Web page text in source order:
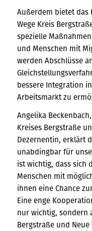
Außerdem bietet das
Wege Kreis
spezielle
und Menschen mit
werden Abschlüsse
bessere Integration
Arbeitsmarkt zu
Angelika
Kreises Bergstraße
Dezernentin, erklärt
unabdingbar für
ist wichtig, dass sich
Menschen mit
ihnen eine Chance
Eine enge
nur wichtig, sondern
Bergstraße und